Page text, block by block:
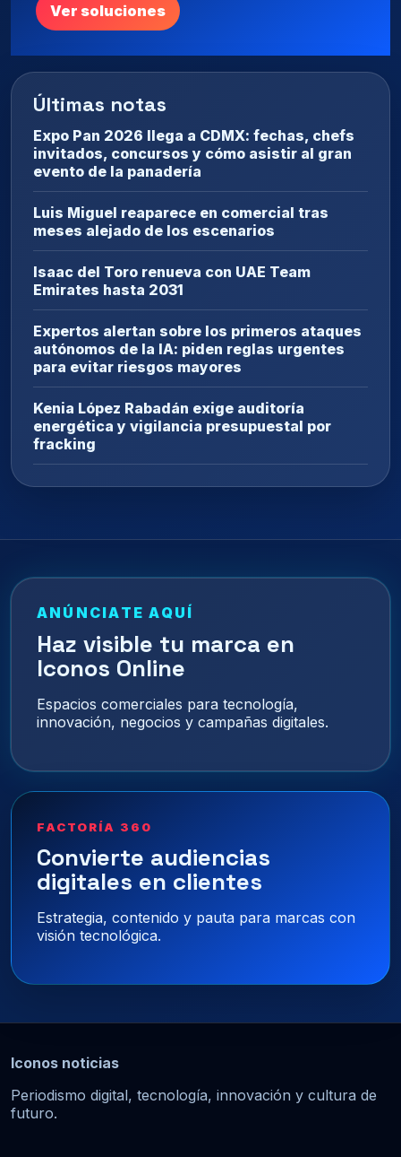
Ver soluciones
Últimas notas
Expo Pan 2026 llega a CDMX: fechas, chefs
invitados, concursos y cómo asistir al gran
evento de la panadería
Luis Miguel reaparece en comercial tras
meses alejado de los escenarios
Isaac del Toro renueva con UAE Team
Emirates hasta 2031
Expertos alertan sobre los primeros ataques
autónomos de la IA: piden reglas urgentes
para evitar riesgos mayores
Kenia López Rabadán exige auditoría
energética y vigilancia presupuestal por
fracking
ANÚNCIATE AQUÍ
Haz visible tu marca en
Iconos Online
Espacios comerciales para tecnología,
innovación, negocios y campañas digitales.
FACTORÍA 360
Convierte audiencias
digitales en clientes
Estrategia, contenido y pauta para marcas con
visión tecnológica.
Iconos noticias
Periodismo digital, tecnología, innovación y cultura de
futuro.